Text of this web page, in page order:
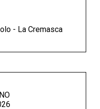
- La Cremasca